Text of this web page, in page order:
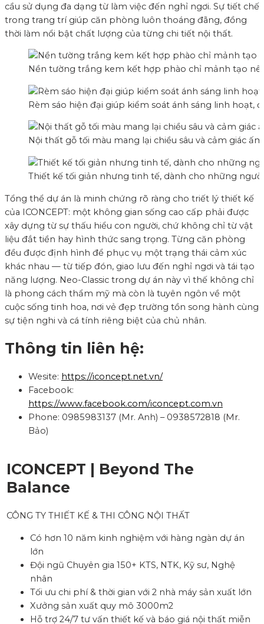
cầu sử dụng đa dạng từ làm việc đến nghỉ ngơi. Sự tiết chế
trong trang trí giúp căn phòng luôn thoáng đãng, đồng
thời làm nổi bật chất lượng của từng chi tiết nội thất.
Nền tường trắng kem kết hợp phào chỉ mảnh tạo
Rèm sáo hiện đại giúp kiểm soát ánh sáng linh hoạt,
Nội thất gỗ tối màu mang lại chiều sâu và cảm giác
Thiết kế tối giản nhưng tinh tế, dành cho những
Tổng thể dự án là minh chứng rõ ràng cho triết lý thiết kế
của ICONCEPT: một không gian sống cao cấp phải được
xây dựng từ sự thấu hiểu con người, chứ không chỉ từ vật
liệu đắt tiền hay hình thức sang trọng. Từng căn phòng
đều được định hình để phục vụ một trạng thái cảm xúc
khác nhau — từ tiếp đón, giao lưu đến nghỉ ngơi và tái tạo
năng lượng. Neo-Classic trong dự án này vì thế không chỉ
là phong cách thẩm mỹ mà còn là tuyên ngôn về một
cuộc sống tinh hoa, nơi vẻ đẹp trường tồn song hành cùng
sự tiện nghi và cá tính riêng biệt của chủ nhân.
Thông tin liên hệ:
Wesite: https://iconcept.net.vn/
Facebook:
https://www.facebook.com/iconcept.com.vn
Phone: 0985983137 (Mr. Anh) – 0938572818 (Mr.
Bảo)
ICONCEPT | Beyond The
Balance
CÔNG TY THIẾT KẾ & THI CÔNG NỘI THẤT
Có hơn 10 năm kinh nghiệm với hàng ngàn dự án
lớn
Đội ngũ Chuyên gia 150+ KTS, NTK, Kỹ sư, Nghệ
nhân
Tối ưu chi phí & thời gian với 2 nhà máy sản xuất lớn
Xưởng sản xuất quy mô 3000m2
Hỗ trợ 24/7 tư vấn thiết kế và báo giá nội thất miễn